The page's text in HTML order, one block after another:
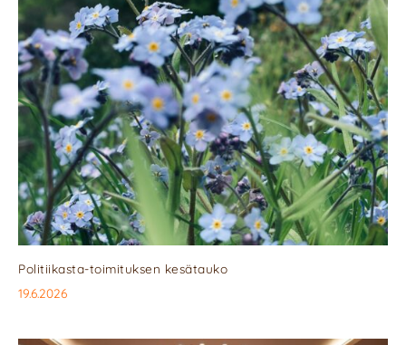
Politiikasta-toimituksen kesätauko
19.6.2026